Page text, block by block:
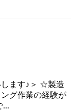
します♪＞ ☆製造
グ作業の経験が
...